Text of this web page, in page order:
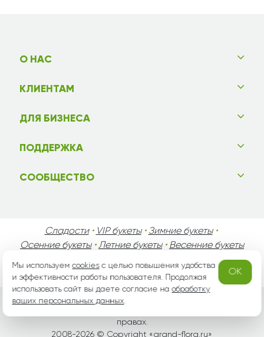
О НАС
КЛИЕНТАМ
ДЛЯ БИЗНЕСА
ПОДДЕРЖКА
СООБЩЕСТВО
Сладости• VIP букеты• Зимние букеты•
Осенние букеты•Летние букеты• Весенние букеты
•
День Мужчин•Праздники!
правах.
2008-2026 © Copyright «grand-flora.ru»
Мы используемcookiesс целью повышения удобства
и эффективности работы пользователя. Продолжая
использовать сайт вы даете согласие наобработку
ваших персональных данных.
OK